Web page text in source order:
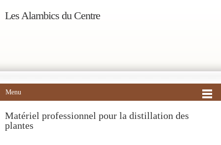
Les Alambics du Centre
Menu
Matériel professionnel pour la distillation des
plantes